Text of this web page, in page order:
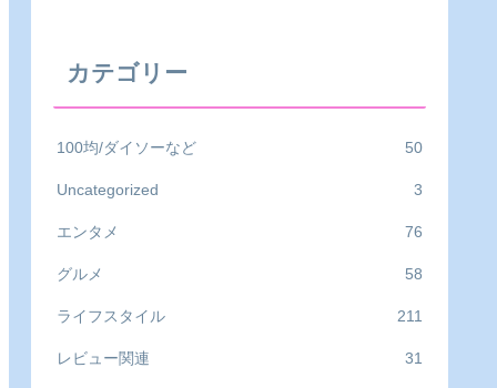
カテゴリー
100均/ダイソーなど 50
Uncategorized 3
エンタメ 76
グルメ 58
ライフスタイル 211
レビュー関連 31